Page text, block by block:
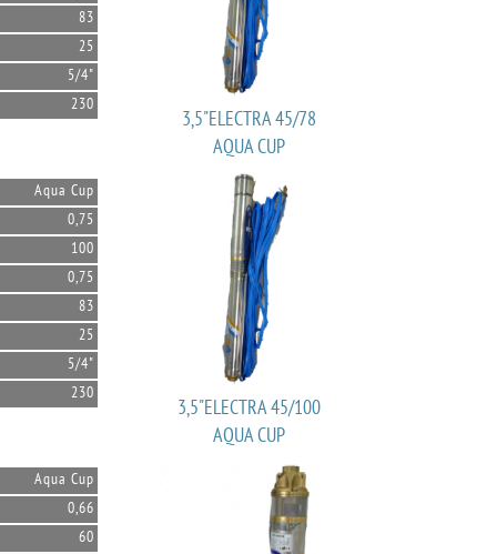
83
25
5/4"
230
3,5"ELECTRA 45/78
AQUA CUP
Aqua Cup
0,75
100
0,75
83
25
5/4"
230
3,5"ELECTRA 45/100
AQUA CUP
Aqua Cup
0,66
60